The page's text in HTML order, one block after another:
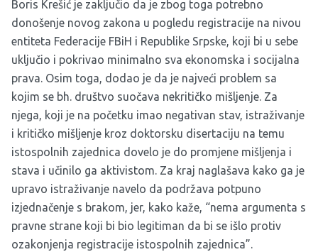
Boris Krešić je zaključio da je zbog toga potrebno
donošenje novog zakona u pogledu registracije na nivou
entiteta Federacije FBiH i Republike Srpske, koji bi u sebe
uključio i pokrivao minimalno sva ekonomska i socijalna
prava. Osim toga, dodao je da je najveći problem sa
kojim se bh. društvo suočava nekritičko mišljenje. Za
njega, koji je na početku imao negativan stav, istraživanje
i kritičko mišljenje kroz doktorsku disertaciju na temu
istospolnih zajednica dovelo je do promjene mišljenja i
stava i učinilo ga aktivistom. Za kraj naglašava kako ga je
upravo istraživanje navelo da podržava potpuno
izjednačenje s brakom, jer, kako kaže, “nema argumenta s
pravne strane koji bi bio legitiman da bi se išlo protiv
ozakonjenja registracije istospolnih zajednica”.